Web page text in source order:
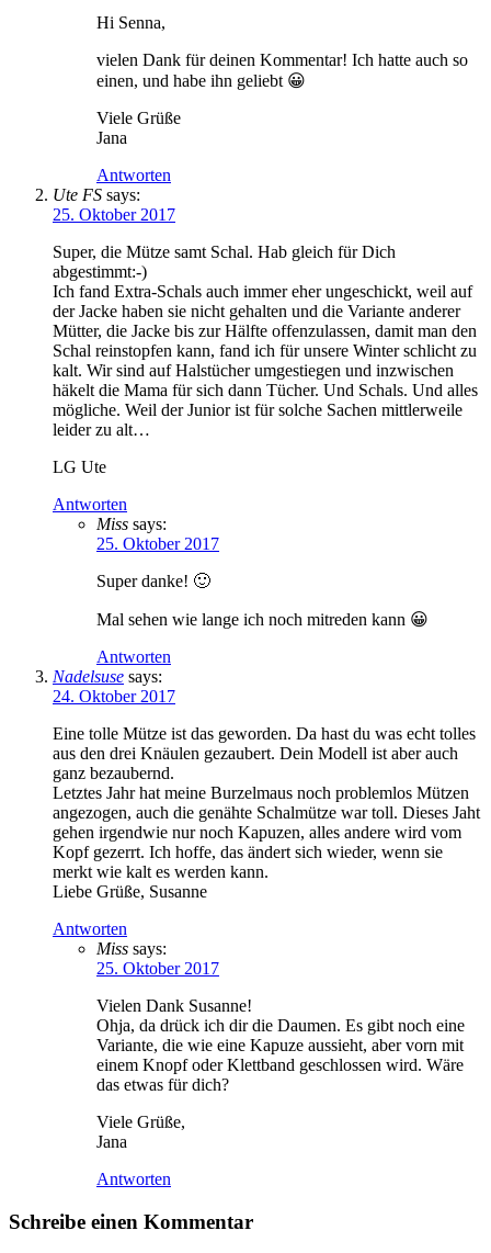
Hi Senna,
vielen Dank für deinen Kommentar! Ich hatte auch so
einen, und habe ihn geliebt 😀
Viele Grüße
Jana
Antworten
Ute FS says:
25. Oktober 2017
Super, die Mütze samt Schal. Hab gleich für Dich
abgestimmt:-)
Ich fand Extra-Schals auch immer eher ungeschickt, weil auf
der Jacke haben sie nicht gehalten und die Variante anderer
Mütter, die Jacke bis zur Hälfte offenzulassen, damit man den
Schal reinstopfen kann, fand ich für unsere Winter schlicht zu
kalt. Wir sind auf Halstücher umgestiegen und inzwischen
häkelt die Mama für sich dann Tücher. Und Schals. Und alles
mögliche. Weil der Junior ist für solche Sachen mittlerweile
leider zu alt…
LG Ute
Antworten
Miss says:
25. Oktober 2017
Super danke! 🙂
Mal sehen wie lange ich noch mitreden kann 😀
Antworten
Nadelsuse says:
24. Oktober 2017
Eine tolle Mütze ist das geworden. Da hast du was echt tolles
aus den drei Knäulen gezaubert. Dein Modell ist aber auch
ganz bezaubernd.
Letztes Jahr hat meine Burzelmaus noch problemlos Mützen
angezogen, auch die genähte Schalmütze war toll. Dieses Jaht
gehen irgendwie nur noch Kapuzen, alles andere wird vom
Kopf gezerrt. Ich hoffe, das ändert sich wieder, wenn sie
merkt wie kalt es werden kann.
Liebe Grüße, Susanne
Antworten
Miss says:
25. Oktober 2017
Vielen Dank Susanne!
Ohja, da drück ich dir die Daumen. Es gibt noch eine
Variante, die wie eine Kapuze aussieht, aber vorn mit
einem Knopf oder Klettband geschlossen wird. Wäre
das etwas für dich?
Viele Grüße,
Jana
Antworten
Schreibe einen Kommentar